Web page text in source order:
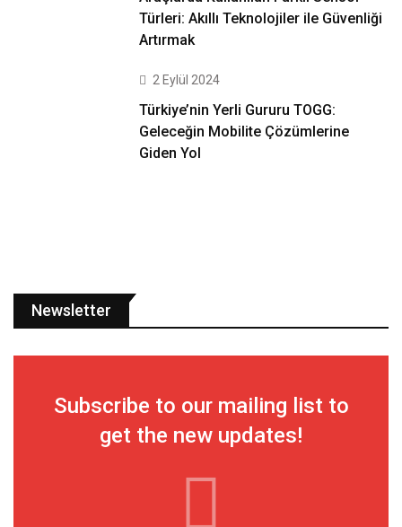
Türleri: Akıllı Teknolojiler ile Güvenliği
Artırmak
2 Eylül 2024
Türkiye’nin Yerli Gururu TOGG:
Geleceğin Mobilite Çözümlerine
Giden Yol
Newsletter
Subscribe to our mailing list to
get the new updates!